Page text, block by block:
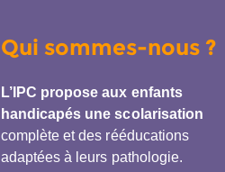
Qui sommes-nous ?
L’IPC propose aux enfants
handicapés une scolarisation
complète et des rééducations
adaptées à leurs pathologie.